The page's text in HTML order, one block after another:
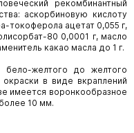
рекомбинантный
аскорбиновую кислоту
токоферола ацетат 0,055 г,
80 0,0001 г, масло
какао масла до 1 г.
бело-желтого до желтого
в виде вкраплений
имеется воронкообразное
10 мм.